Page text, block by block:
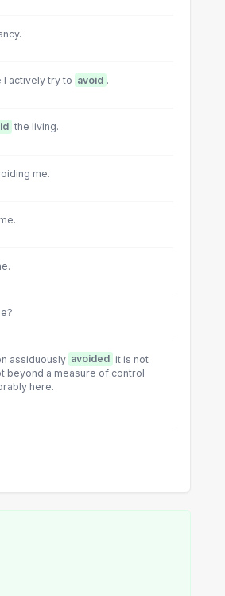
I actively try to avoid .
the living.
me.
assiduously avoided it is not
beyond a measure of control
here.